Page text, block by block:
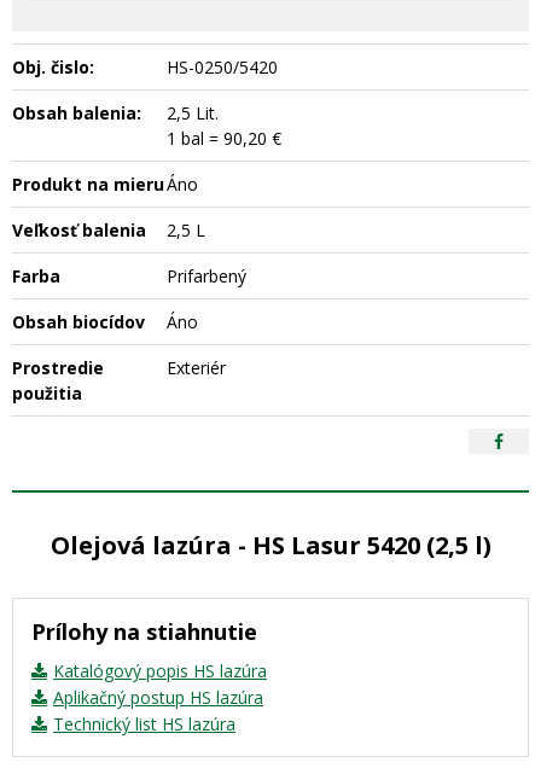
Obj. čislo:
HS-0250/5420
Obsah balenia:
2,5 Lit.
1 bal = 90,20 €
Produkt na mieruÁno
Veľkosť balenia
2,5 L
Farba
Prifarbený
Obsah biocídov
Áno
Prostredie
použitia
Exteriér
Olejová lazúra - HS Lasur 5420 (2,5 l)
Prílohy na stiahnutie
Katalógový popis HS lazúra
Aplikačný postup HS lazúra
Technický list HS lazúra